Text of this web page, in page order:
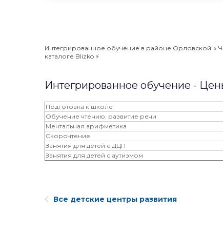
Интегрированное обучение в районе Орловской ⭐️
каталоге Blizko ⚡️
Интегрированное обучение -
Подготовка к школе
Обучение чтению, развитие речи
Ментальная арифметика
Скорочтение
Занятия для детей с ДЦП
Занятия для детей с аутизмом
Все детские центры развития